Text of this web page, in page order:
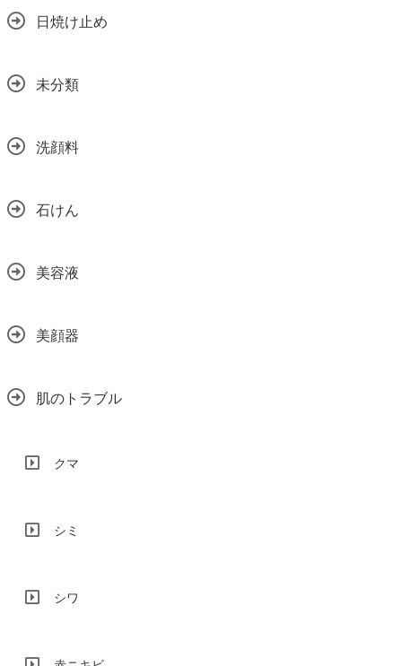
日焼け止め
未分類
洗顔料
石けん
美容液
美顔器
肌のトラブル
クマ
シミ
シワ